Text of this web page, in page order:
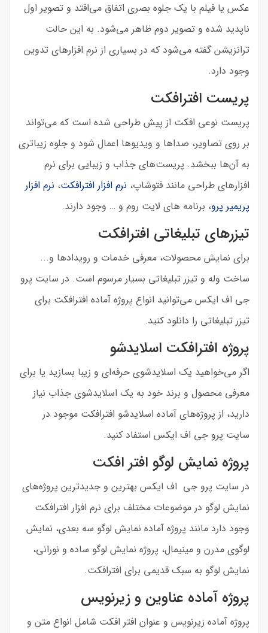
عکس یا فیلم با یک جلوه بصری اتفاق می‌افتد و تصویر اول
ناپدید شده و تصویر دوم ظاهر می‌شود. به این حالت
ترانزیشن گفته می‌شود که در بسیاری از نرم افزارهای تدوین
وجود دارد.
پریست افترافکت
پریست نوعی افکت از پیش طراحی شده است که می‌تواند
بر روی تصاویر، صداها و ویدیوها اعمال شود و جلوه زیباتری
به آن‌ها ببخشد. پریست‌های جذاب و زیبایی برای نرم
افزارهای طراحی مانند فتوشاپ، نرم افزار افترافکت، نرم افزار
پریمیر پرو، برنامه های لایت روم و … وجود دارند.
تیزرهای تبلیغاتی افترافکت
برای نمایش محصولات، معرفی خدمات و رویدادها و...
ساخت وله و تیزر تبلیغاتی بسیار مرسوم است. در سایت پرو
جی اف ایکس می‌توانید انواع پروژه آماده افترافکت برای
تیزر تبلیغاتی را دانلود کنید.
پروژه افترافکت اسلایدشو
اگر می‌خواهید یک اسلایدشوی حرفه‌ای و زیبا بسازید یا برای
معرفی محصول و برند خود به یک اسلایدشوی جذاب نیاز
دارید، از پروژه‌های آماده اسلایدشو افترافکت موجود در
سایت پرو جی اف ایکس استفاد کنید.
پروژه نمایش لوگو افتر افکت
در سایت پرو جی اف ایکس بهترین و جدیدترین پروژه‌های
نمایش لوگو در موضوعات مختلف برای نرم افزار افترافکت
وجود دارد مانند پروژه آماده نمایش لوگو سه بعدی، نمایش
لوگوی مدرن و مینیمال، پروژه نمایش لوگو ساده و نورانی،
نمایش لوگو به سبک قدیمی برای افترافکت.
پروژه آماده عناوین و زیرنویس
پروژه آماده زیرنویس و عنوان افتر افکت شامل انواع متن و